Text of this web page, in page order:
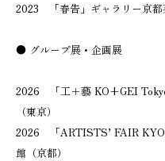
2023 「春告」ギャラリー京都
● グループ展・企画展
2026 「工＋藝 KO+GEI
（東京）
2026 「ARTISTS’ FAIR
館（京都）